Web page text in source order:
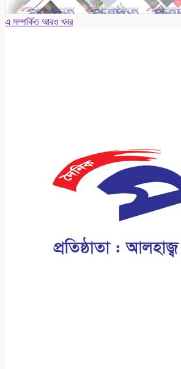
এ সম্পর্কিত আরও খবর